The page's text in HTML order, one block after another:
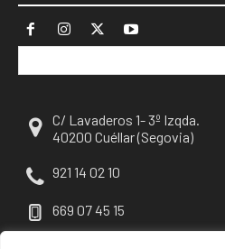
C/ Lavaderos 1- 3º Izqda.
40200 Cuéllar (Segovia)
921 14 02 10
669 07 45 15